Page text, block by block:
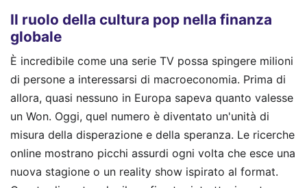
Il ruolo della cultura pop nella finanza
globale
È incredibile come una serie TV possa spingere milioni
di persone a interessarsi di macroeconomia. Prima di
allora, quasi nessuno in Europa sapeva quanto valesse
un Won. Oggi, quel numero è diventato un'unità di
misura della disperazione e della speranza. Le ricerche
online mostrano picchi assurdi ogni volta che esce una
nuova stagione o un reality show ispirato al format.